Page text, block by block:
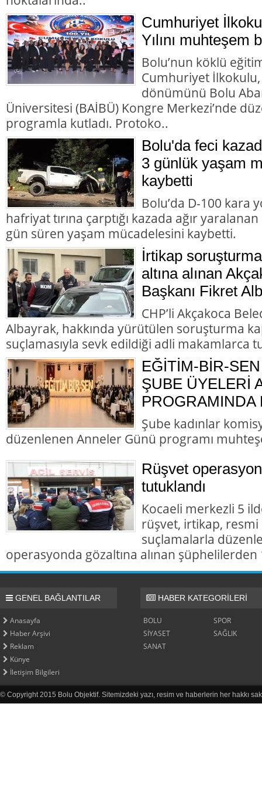
Cumhuriyet
Yılını muhteşem
Bolu’nun köklü
Cumhuriyet
dönümünü Bolu
Üniversitesi (BAİBÜ) Kongre Merkezi’nde
programla kutladı. Protoko..
Bolu'da feci
3 günlük yaşam
kaybetti
Bolu’da D-100 kara
hafriyat tırına çarptığı kazada ağır
gün süren yaşam mücadelesini kaybetti.
İrtikap
altına alınan
Başkanı Fikret
CHP’li Akçakoca
Albayrak, hakkında yürütülen soruşturma
suçlamasıyla sevk edildiği adli makamlarca
EĞİTİM-BİR-
ŞUBE ÜYELERİ
PROGRAMINDA
Şube kadınlar
düzenlenen Anneler Günü programı
Rüşvet
tutuklandı
Kocaeli merkezli 5
rüşvet, irtikap,
suçlamalarla
operasyonda gözaltına alınan
GENEL BAĞLANTILAR
Anasayfa
Haber Arşivi
Reklam
Künye
İletişim Bilgileri
HABER KATEGORİLERİ
BOLU
SPOR
SİYASET
SAĞLIK
SANAT
© Copyright 2015 Bolu Objektif. Sitemizdeki yazı, resim ve haberlerin her hakkı